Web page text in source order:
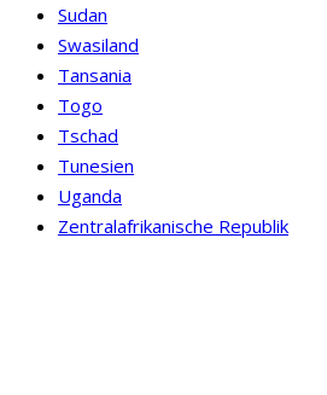
Sudan
Swasiland
Tansania
Togo
Tschad
Tunesien
Uganda
Zentralafrikanische Republik